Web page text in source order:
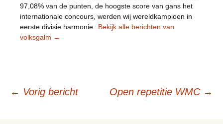
97,08% van de punten, de hoogste score van gans het
internationale concours, werden wij wereldkampioen in
eerste divisie harmonie.
Bekijk alle berichten van
volksgalm →
Berichtnavigatie
← Vorig bericht Open repetitie WMC →